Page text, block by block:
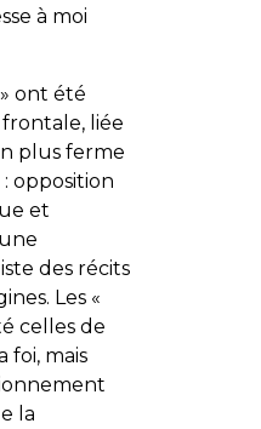
à moi
ont été
liée
plus ferme
opposition
et
des récits
Les «
celles de
foi, mais
la